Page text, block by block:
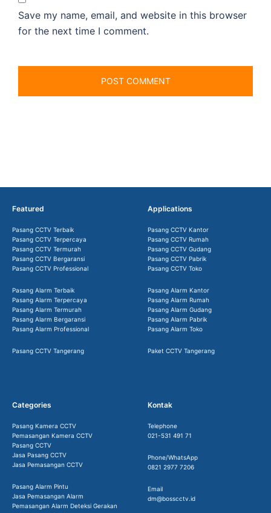
Save my name, email, and website in this browser
for the next time I comment.
Featured
Pasang CCTV Terbaik
Pasang CCTV Terpercaya
Pasang CCTV Termurah
Pasang CCTV Bergaransi
Pasang CCTV Professional
Pasang Alarm Terbaik
Pasang Alarm Terpercaya
Pasang Alarm Termurah
Pasang Alarm Bergaransi
Pasang Alarm Professional
Pasang CCTV Tangerang
Applications
Pasang CCTV Kantor
Pasang CCTV Rumah
Pasang CCTV Gudang
Pasang CCTV Pabrik
Pasang CCTV Toko
Pasang Alarm Kantor
Pasang Alarm Rumah
Pasang Alarm Gudang
Pasang Alarm Pabrik
Pasang Alarm Toko
Paket CCTV Tangerang
Categories
Pasang Kamera CCTV
Pemasangan Kamera CCTV
Pasang CCTV
Jasa Pasang CCTV
Jasa Pemasangan CCTV
Pasang Alarm Pintu
Jasa Pemasangan Alarm
Pemasangan Alarm Deteksi Gerakan
Kontak
Telephone
021-531 491 71
Phone/WhatsApp
0821 2977 7206
Email
dm@bosscctv.id